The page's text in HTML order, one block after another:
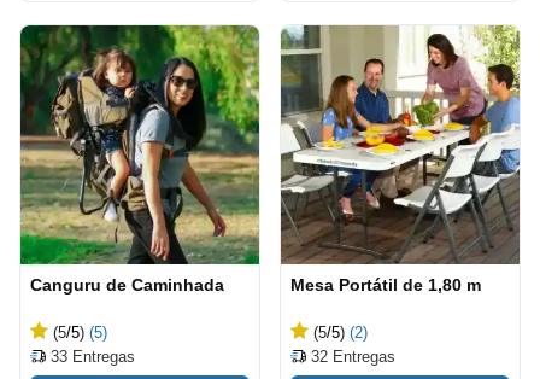
Canguru de Caminhada
(5/5) (5)
33 Entregas
Mesa Portátil de 1,80 m
(5/5) (2)
32 Entregas